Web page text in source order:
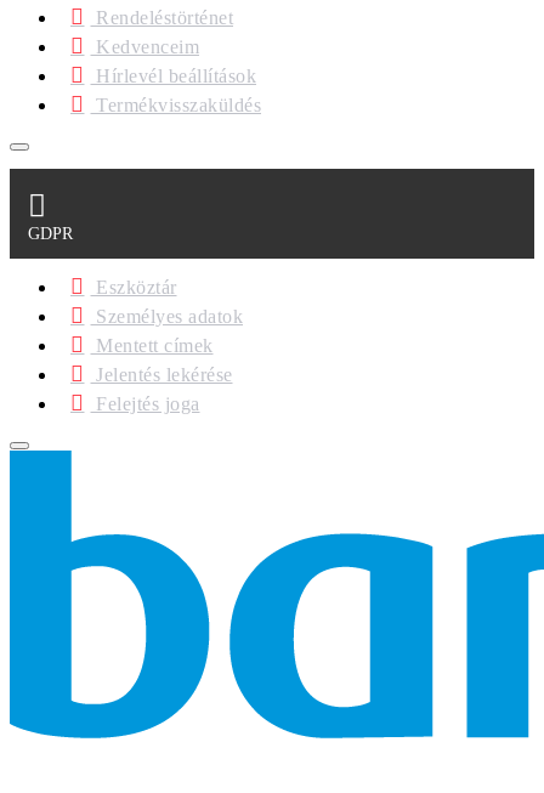
Rendeléstörténet
Kedvenceim
Hírlevél beállítások
Termékvisszaküldés
GDPR
Eszköztár
Személyes adatok
Mentett címek
Jelentés lekérése
Felejtés joga